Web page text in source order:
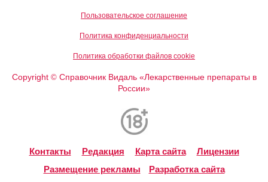
Пользовательское соглашение
Политика конфиденциальности
Политика обработки файлов cookie
Copyright ©Справочник Видаль «Лекарственные препараты в
России»
Контакты Редакция Карта сайта
Лицензии
Размещение рекламы
Разработка сайта